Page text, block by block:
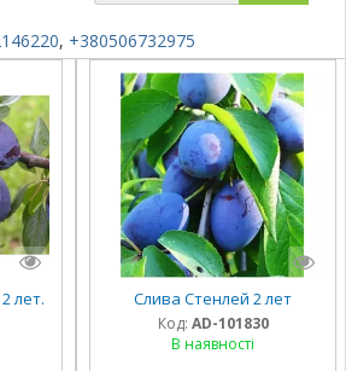
, +380506732975
лет. Слива Стенлей 2 лет
Код: AD-101830
В наявності